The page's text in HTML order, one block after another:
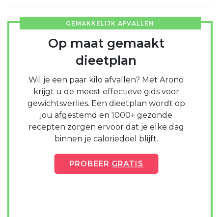
GEMAKKELIJK AFVALLEN
Op maat gemaakt
dieetplan
Wil je een paar kilo afvallen? Met Arono
krijgt u de meest effectieve gids voor
gewichtsverlies. Een dieetplan wordt op
jou afgestemd en 1000+ gezonde
recepten zorgen ervoor dat je elke dag
binnen je caloriedoel blijft.
PROBEER GRATIS